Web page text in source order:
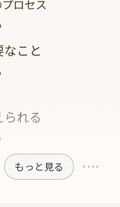
ロセス
こと
れる
もっと見る